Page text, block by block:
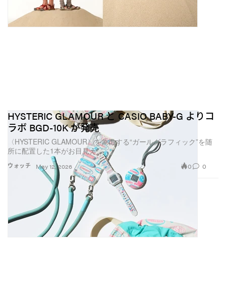
ウォッチ
HYSTERIC GLAMOUR と CASIO BABY-G よりコ
ラボ BGD-10K が発売
〈HYSTERIC GLAMOUR〉を象徴する“ガールグラフィック”を随
所に配置した1本がお目見え
May 12, 2026 0 0